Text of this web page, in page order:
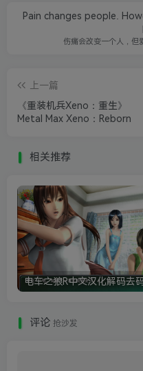
Pain changes people.
伤痛会改变一个人，但
上一篇
《重装机兵Xeno：重生》
Metal Max Xeno：Reborn
相关推荐
评论 抢沙发